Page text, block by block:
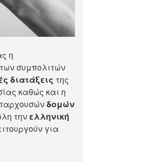
η
των συμπολιτών
διατάξεις της
καθώς και η
δομών
την ελληνική
για